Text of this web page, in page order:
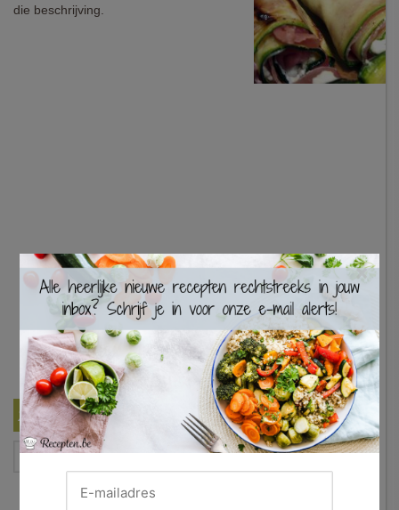
die beschrijving.
Zoek een recept
×